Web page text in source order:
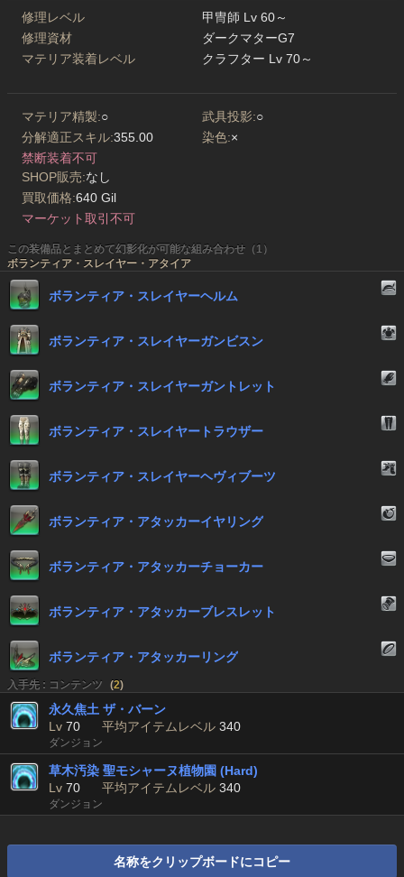
修理レベル
甲冑師 Lv 60～
修理資材
ダークマターG7
マテリア装着レベル
クラフター Lv 70～
マテリア精製:○ 武具投影:○
分解適正スキル:355.00 染色:×
禁断装着不可
SHOP販売:なし
買取価格:640 Gil
マーケット取引不可
この装備品とまとめて幻影化が可能な組み合わせ（1）
ボランティア・スレイヤー・アタイア
ボランティア・スレイヤーヘルム
ボランティア・スレイヤーガンビスン
ボランティア・スレイヤーガントレット
ボランティア・スレイヤートラウザー
ボランティア・スレイヤーヘヴィブーツ
ボランティア・アタッカーイヤリング
ボランティア・アタッカーチョーカー
ボランティア・アタッカーブレスレット
ボランティア・アタッカーリング
入手先 : コンテンツ (2)
永久焦土 ザ・バーン
Lv 70 平均アイテムレベル 340
ダンジョン
草木汚染 聖モシャーヌ植物園 (Hard)
Lv 70 平均アイテムレベル 340
ダンジョン
名称をクリップボードにコピー